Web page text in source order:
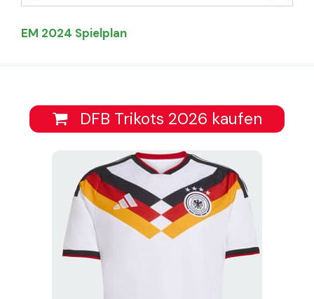
EM 2024 Spielplan
DFB Trikots 2026 kaufen